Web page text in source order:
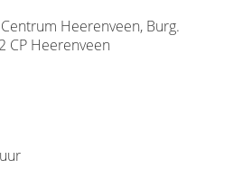
Heerenveen, Burg.
CP Heerenveen